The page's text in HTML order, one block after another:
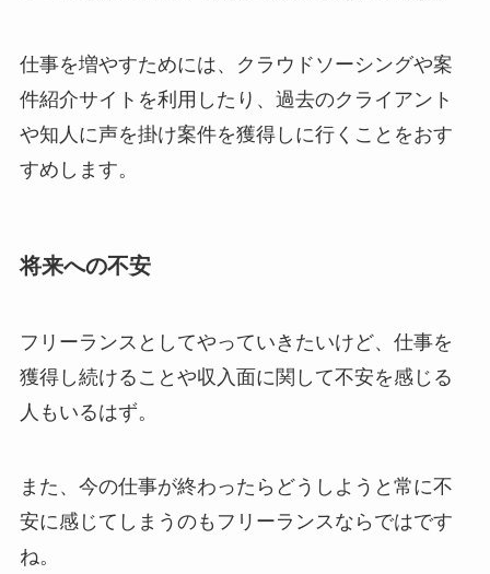
仕事を増やすためには、クラウドソーシングや案
件紹介サイトを利用したり、過去のクライアント
や知人に声を掛け案件を獲得しに行くことをおす
すめします。
将来への不安
フリーランスとしてやっていきたいけど、仕事を
獲得し続けることや収入面に関して不安を感じる
人もいるはず。
また、今の仕事が終わったらどうしようと常に不
安に感じてしまうのもフリーランスならではです
ね。